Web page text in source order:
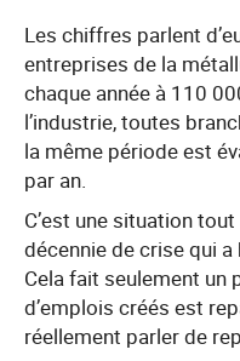
Les chiffres parlent
entreprises de la
chaque année à 110
l’industrie, toutes
la même période est
par an.
C’est une situation
décennie de crise qui
Cela fait seulement un
d’emplois créés est
réellement parler de